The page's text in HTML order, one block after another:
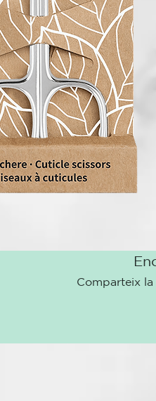
Comparteix la